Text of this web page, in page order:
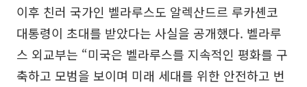
이후 친러 국가인 벨라루스도 알렉산드르 루카셴코
대통령이 초대를 받았다는 사실을 공개했다. 벨라루
스 외교부는 “미국은 벨라루스를 지속적인 평화를 구
축하고 모범을 보이며 미래 세대를 위한 안전하고 번